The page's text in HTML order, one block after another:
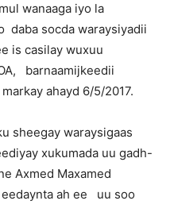
wanaaga iyo la
daba socda waraysiyadii
is casilay wuxuu
barnaamijkeedii
ahayd 6/5/2017.
sheegay waraysigaas
xukumada uu gadh-
Axmed Maxamed
eedaynta ah ee uu soo